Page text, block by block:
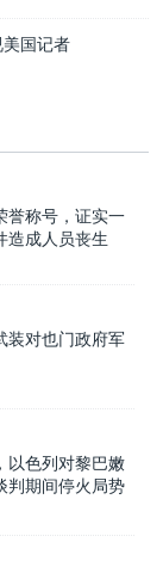
国记者
誉称号，证实一
造成人员丧生
装对也门政府军
以色列对黎巴嫩
判期间停火局势